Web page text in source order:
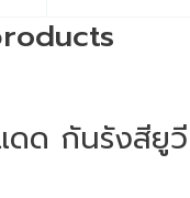
ดด กันรังสียู